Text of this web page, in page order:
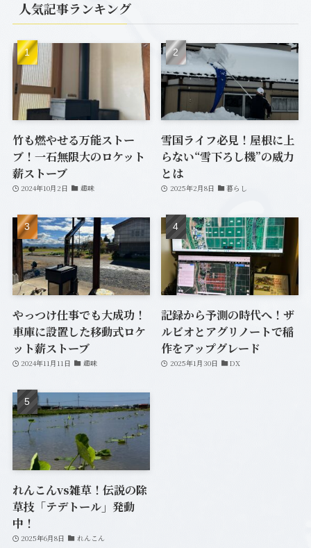
(1)
(12)
(20)
(6)
(2)
人気記事ランキング
竹も燃やせる万能ストー
ブ！一石無限大のロケット
薪ストーブ
2024年10月2日 趣味
雪国ライフ必見！屋根に上
らない“雪下ろし機”の威力
とは
2025年2月8日 暮らし
やっつけ仕事でも大成功！
車庫に設置した移動式ロケ
ット薪ストーブ
2024年11月11日 趣味
記録から予測の時代へ！ザ
ルビオとアグリノートで稲
作をアップグレード
2025年1月30日 DX
れんこんvs雑草！伝説の除
草技「テデトール」発動
中！
2025年6月8日 れんこん